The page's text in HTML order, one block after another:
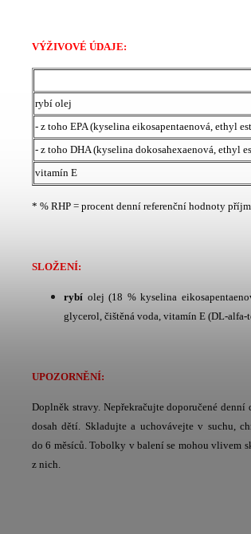
VÝŽIVOVÉ ÚDAJE:
rybí olej
- z toho EPA (kyselina eikosapentaenová, ethyl
- z toho DHA (kyselina dokosahexaenová, ethyl
vitamín E
* % RHP = procent denní referenční hodnoty
SLOŽENÍ:
rybí olej (18 % kyselina
glycerol, čištěná voda, vitamín E (DL-alfa-
UPOZORNĚNÍ:
Doplněk stravy. Nepřekračujte doporučené
dosah dětí. Skladujte a uchovávejte v suchu,
do 6 měsíců. Tobolky v balení se mohou vlivem
z nich.